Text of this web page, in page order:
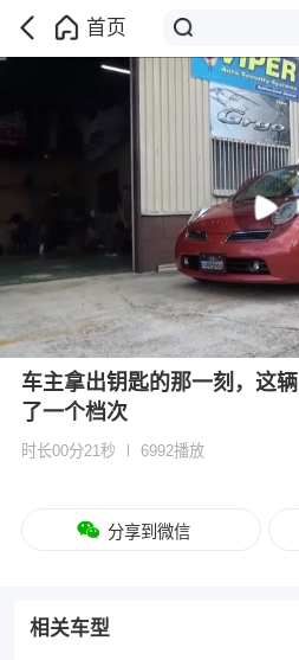
首页
车主拿出钥匙的那一刻，这
了一个档次
时长00分21秒 6992播放
分享到微信
相关车型